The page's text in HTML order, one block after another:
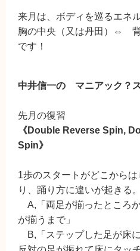
来月は、ボディを巡るエネ
胸の中央（又は丹田）⇔
です！
中井信一の マニアック？
先月の復習
《Double Reverse Spin,
Spin》
1歩のスタートがどこから
り、踊り方に違いが起きる。
A,「両足が揃ったところ
が揃うまで」
B,「ステップした足が床